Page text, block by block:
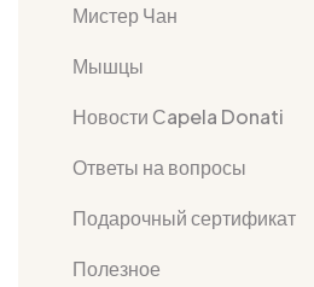
Мистер Чан
Мышцы
Новости Сapela Donati
Ответы на вопросы
Подарочный сертификат
Полезное